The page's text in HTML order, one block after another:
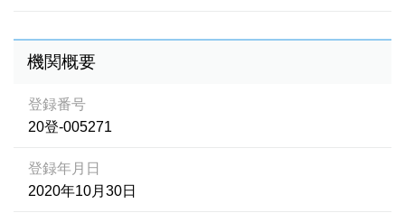
機関概要
登録番号
20登-005271
登録年月日
2020年10月30日